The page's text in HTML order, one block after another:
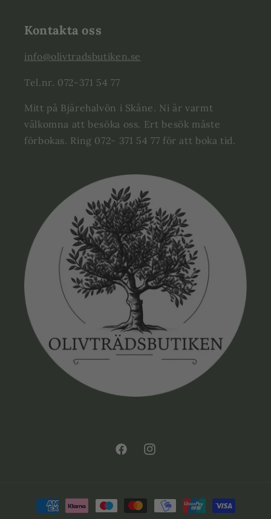
Kontakta oss
info@olivtradsbutiken.se
Tel.nr. 072-371 54 77
Mitt på Bjärehalvön i Skåne. Ni är varmt
välkomna att besöka oss. Ert besök måste
förbokas. Ring 072- 371 54 77 för att boka tid.
FacebookInstagram
Betalningsmetoder